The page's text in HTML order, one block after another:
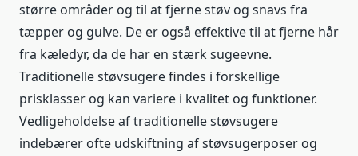
større områder og til at fjerne støv og snavs fra
tæpper og gulve. De er også effektive til at fjerne hår
fra kæledyr, da de har en stærk sugeevne.
Traditionelle støvsugere findes i forskellige
prisklasser og kan variere i kvalitet og funktioner.
Vedligeholdelse af traditionelle støvsugere
indebærer ofte udskiftning af støvsugerposer og